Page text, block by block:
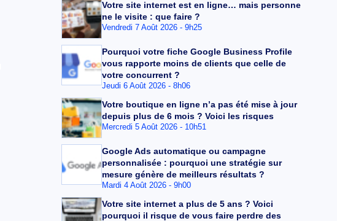
Votre site internet est en ligne… mais personne
ne le visite : que faire ?
Vendredi 7 Août 2026 - 9h25
Pourquoi votre fiche Google Business Profile
vous rapporte moins de clients que celle de
votre concurrent ?
Jeudi 6 Août 2026 - 8h06
Votre boutique en ligne n’a pas été mise à jour
depuis plus de 6 mois ? Voici les risques
Mercredi 5 Août 2026 - 10h51
Google Ads automatique ou campagne
personnalisée : pourquoi une stratégie sur
mesure génère de meilleurs résultats ?
Mardi 4 Août 2026 - 9h00
Votre site internet a plus de 5 ans ? Voici
pourquoi il risque de vous faire perdre des